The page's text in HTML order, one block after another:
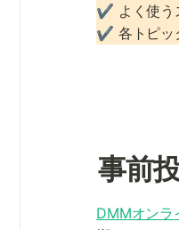
✔️ よく使う
✔️ 各トピッ
事前
DMMオンラ